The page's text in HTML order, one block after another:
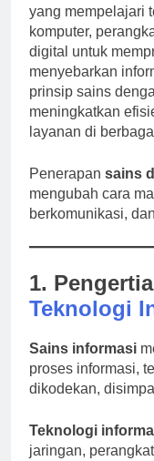
yang mempelajari
komputer,
digital untuk
menyebarkan
prinsip sains
meningkatkan
layanan di
Penerapan sains
mengubah cara
berkomunikasi,
1.
Teknologi
Sains informasi
proses informasi,
dikodekan,
Teknologi
jaringan,